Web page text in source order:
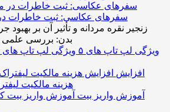
سفرهای عکاسی: ثبت خاطرات در
زنجیر نقره مردانه و تأثیر آن بر بهبود
بدن: بررسی علمی
۵ ویژگی لپ تاپ های
افزایش
هزینه مالکیت
آموزش واریز بیت